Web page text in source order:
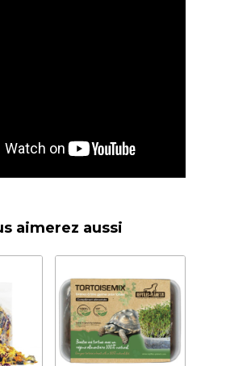
aimerez aussi